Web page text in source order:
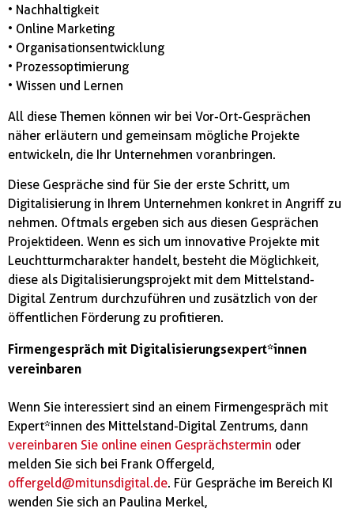
• Nachhaltigkeit
• Online Marketing
• Organisationsentwicklung
• Prozessoptimierung
• Wissen und Lernen
All diese Themen können wir bei Vor-Ort-Gesprächen
näher erläutern und gemeinsam mögliche Projekte
entwickeln, die Ihr Unternehmen voranbringen.
Diese Gespräche sind für Sie der erste Schritt, um
Digitalisierung in Ihrem Unternehmen konkret in Angriff zu
nehmen. Oftmals ergeben sich aus diesen Gesprächen
Projektideen. Wenn es sich um innovative Projekte mit
Leuchtturmcharakter handelt, besteht die Möglichkeit,
diese als Digitalisierungsprojekt mit dem Mittelstand-
Digital Zentrum durchzuführen und zusätzlich von der
öffentlichen Förderung zu profitieren.
Firmengespräch mit Digitalisierungsexpert*innen
vereinbaren
Wenn Sie interessiert sind an einem Firmengespräch mit
Expert*innen des Mittelstand-Digital Zentrums, dann
vereinbaren Sie online einen Gesprächstermin oder
melden Sie sich bei Frank Offergeld,
offergeld@mitunsdigital.de. Für Gespräche im Bereich KI
wenden Sie sich an Paulina Merkel,